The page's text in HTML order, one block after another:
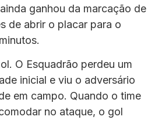
ganhou da marcação de
de abrir o placar para o
O Esquadrão perdeu um
inicial e viu o adversário
em campo. Quando o time
no ataque, o gol